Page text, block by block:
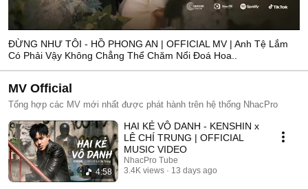
ĐỪNG NHƯ TÔI - HỒ PHONG AN | OFFICIAL MV | Anh Tệ Lắm
Có Phải Vậy Không Chẳng Thể Chăm Nổi Đoá Hoa..
MV Official
Tổng hợp các MV mới nhất được phát hành trên hệ thống NhacPro
4:58
HAI KẺ VÔ DANH - KENSHIN x
LÊ CHÍ TRUNG | OFFICIAL
MUSIC VIDEO
NhacPro Tube
3.4K views
13 days ago